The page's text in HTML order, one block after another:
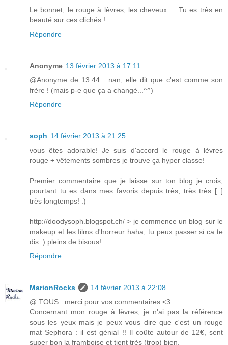
Le bonnet, le rouge à lèvres, les cheveux ... Tu es très en
beauté sur ces clichés !
Répondre
Anonyme 13 février 2013 à 17:11
@Anonyme de 13:44 : nan, elle dit que c'est comme son
frère ! (mais p-e que ça a changé...^^)
Répondre
soph 14 février 2013 à 21:25
vous êtes adorable! Je suis d'accord le rouge à lèvres
rouge + vêtements sombres je trouve ça hyper classe!
Premier commentaire que je laisse sur ton blog je crois,
pourtant tu es dans mes favoris depuis très, très très [..]
très longtemps! :)
http://doodysoph.blogspot.ch/ > je commence un blog sur le
makeup et les films d'horreur haha, tu peux passer si ca te
dis :) pleins de bisous!
Répondre
MarionRocks
14 février 2013 à 22:08
@ TOUS : merci pour vos commentaires <3
Concernant mon rouge à lèvres, je n'ai pas la référence
sous les yeux mais je peux vous dire que c'est un rouge
mat Sephora : il est génial !! Il coûte autour de 12€, sent
super bon la framboise et tient très (trop) bien.